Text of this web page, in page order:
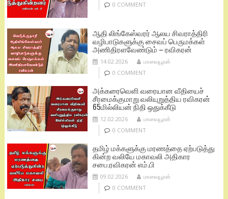
0 COMMENT
ஆதி லிங்கேஸ்வரர் ஆலய சிவராத்திரி
வழிபாடுகளுக்கு சைவப் பெருமக்கள்
அணிதிரளவேண்டும் – ரவிகரன்
14.02.2026
மாவையூரன்
0 COMMENT
அக்கரைவெளி வரையான வீதியைச்
சீரமைக்குமாறு வலியுறுத்திய ரவிகரன்
65மில்லியன் நிதி ஒதுக்கீடு
12.02.2026
மாவையூரன்
0 COMMENT
தமிழ் மக்களுக்கு மரணத்தை ஏற்படுத்து
கின்ற வலியே மகாவலி அதிகார
சபை.ரவிகரன் எம்.பி
09.02.2026
மாவையூரன்
0 COMMENT